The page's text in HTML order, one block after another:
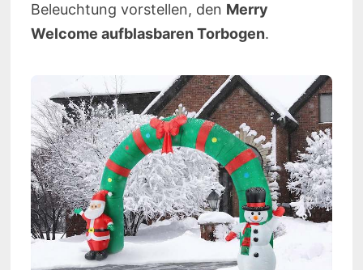
Beleuchtung vorstellen, den Merry
Welcome aufblasbaren Torbogen.